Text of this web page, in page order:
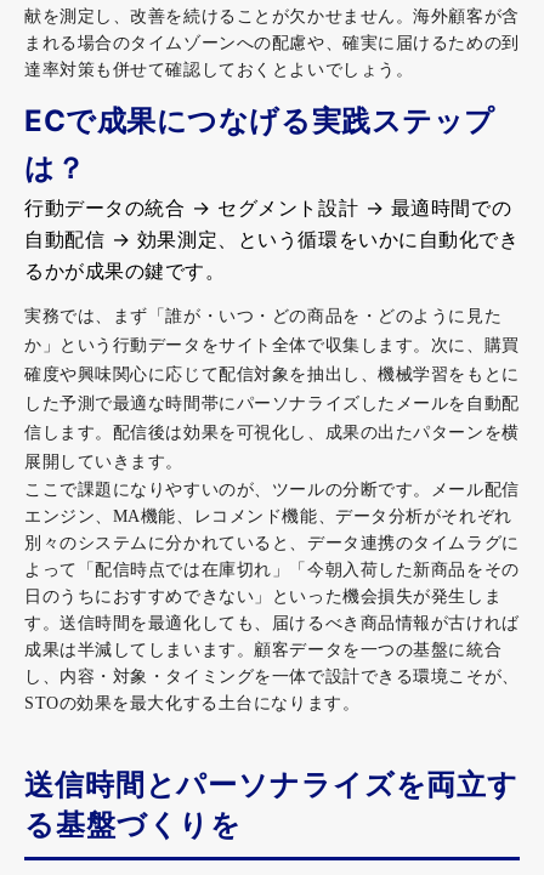
献を測定し、改善を続けることが欠かせません。海外顧客が含
まれる場合のタイムゾーンへの配慮や、確実に届けるための到
達率対策も併せて確認しておくとよいでしょう。
ECで成果につなげる実践ステップ
は？
行動データの統合 → セグメント設計 → 最適時間での
自動配信 → 効果測定、という循環をいかに自動化でき
るかが成果の鍵です。
実務では、まず「誰が・いつ・どの商品を・どのように見た
か」という行動データをサイト全体で収集します。次に、購買
確度や興味関心に応じて配信対象を抽出し、機械学習をもとに
した予測で最適な時間帯にパーソナライズしたメールを自動配
信します。配信後は効果を可視化し、成果の出たパターンを横
展開していきます。
ここで課題になりやすいのが、ツールの分断です。メール配信
エンジン、MA機能、レコメンド機能、データ分析がそれぞれ
別々のシステムに分かれていると、データ連携のタイムラグに
よって「配信時点では在庫切れ」「今朝入荷した新商品をその
日のうちにおすすめできない」といった機会損失が発生しま
す。送信時間を最適化しても、届けるべき商品情報が古ければ
成果は半減してしまいます。顧客データを一つの基盤に統合
し、内容・対象・タイミングを一体で設計できる環境こそが、
STOの効果を最大化する土台になります。
送信時間とパーソナライズを両立す
る基盤づくりを